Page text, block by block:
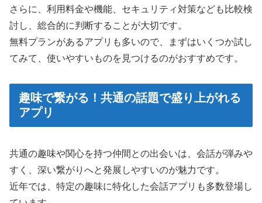
さらに、利用料金や機能、セキュリティ対策なども比較検
討し、総合的に判断することが大切です。
無料プランがあるアプリも多いので、まずはいくつか試し
てみて、使いやすいものを見つけるのがおすすめです。
趣味で繋がる！共通の話題で盛り上がれる
アプリ
共通の趣味や関心を持つ仲間との出会いは、会話が弾みや
すく、深い繋がりへと発展しやすいのが魅力です。
近年では、特定の趣味に特化した会話アプリも多数登場し